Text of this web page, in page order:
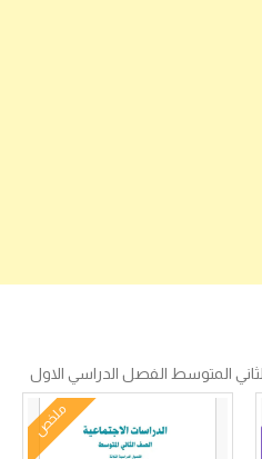
المتوسط الفصل الدراسي الاول
ملخص